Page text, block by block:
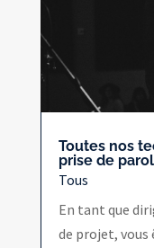
Toutes nos
prise de
Tous
En tant que
de projet,